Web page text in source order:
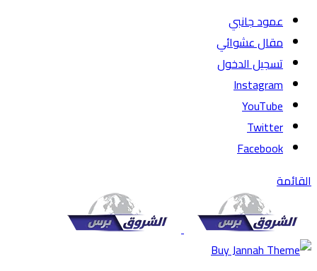
عمود جانبي
مقال عشوائي
تسجيل الدخول
Instagram
YouTube
Twitter
Facebook
القائمة